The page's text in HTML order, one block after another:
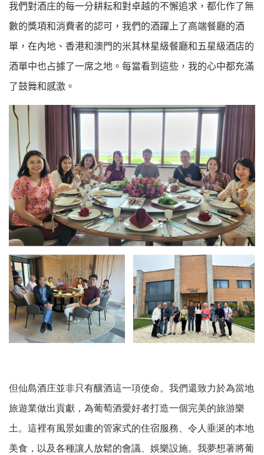
我們對酒庄的每一分耕耘和對卓越的不懈追求，都化作了無
數的獎項和消費者的認可，我們的酒躍上了高端餐廳的酒
單，在內地、香港和澳門的米其林星級餐廳和五星級酒店的
酒單中也占據了一席之地。每當看到這些，我的心中都充滿
了鼓舞和感激。
但仙島酒庄並非只有釀酒這一項使命。我們還致力於為當地
旅遊業做出貢獻，為葡萄酒愛好者打造一個完美的旅游樂
土。這裡有風景如畫的管家式的住宿服務、令人垂涎的本地
美食，以及各種讓人放鬆的會議、娛樂設施。我夢想著將葡